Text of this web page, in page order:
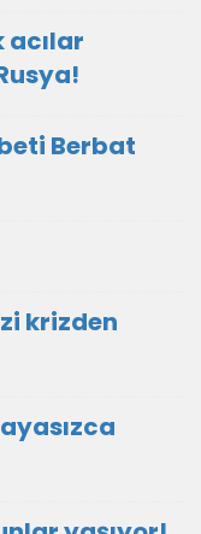
acılar
Berbat
krizden